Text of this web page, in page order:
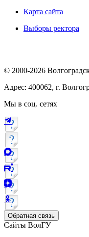
Карта сайта
Выборы ректора
© 2000-2026
Адрес: 400062, г.
Мы в соц. сетях
Обратная связь
Сайты ВолГУ